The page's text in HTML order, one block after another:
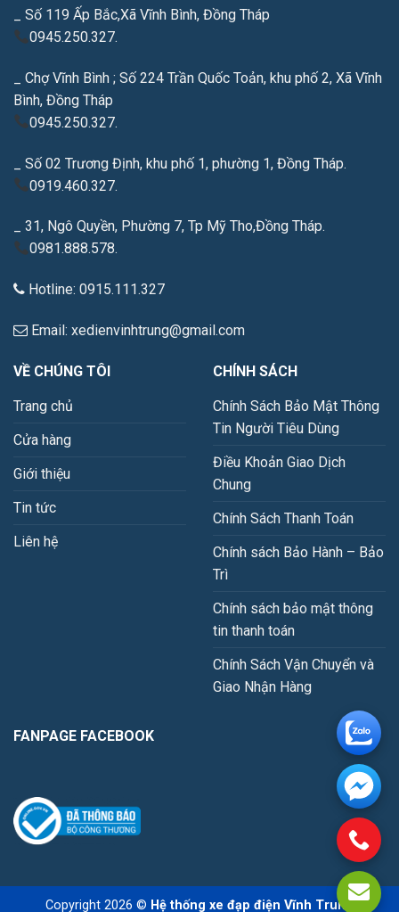
_ Số 119 Ấp Bắc,Xã Vĩnh Bình, Đồng Tháp
0945.250.327.
_ Chợ Vĩnh Bình ; Số 224 Trần Quốc Toản, khu phố 2, Xã Vĩnh
Bình, Đồng Tháp
0945.250.327.
_ Số 02 Trương Định, khu phố 1, phường 1, Đồng Tháp.
0919.460.327.
_ 31, Ngô Quyền, Phường 7, Tp Mỹ Tho,Đồng Tháp.
0981.888.578.
Hotline: 0915.111.327
Email: xedienvinhtrung@gmail.com
VỀ CHÚNG TÔI
Trang chủ
Cửa hàng
Giới thiệu
Tin tức
Liên hệ
CHÍNH SÁCH
Chính Sách Bảo Mật Thông
Tin Người Tiêu Dùng
Điều Khoản Giao Dịch
Chung
Chính Sách Thanh Toán
Chính sách Bảo Hành – Bảo
Trì
Chính sách bảo mật thông
tin thanh toán
Chính Sách Vận Chuyển và
Giao Nhận Hàng
FANPAGE FACEBOOK
Copyright 2026 © Hệ thống xe đạp điện Vĩnh Trung